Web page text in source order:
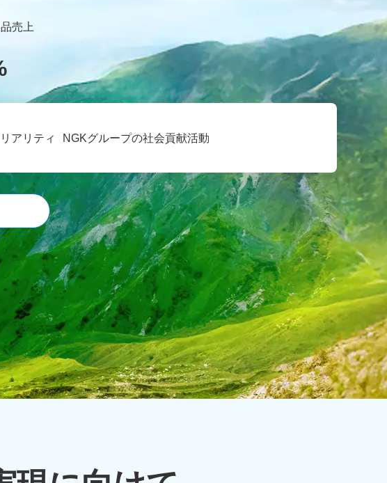
売上
アリティ NGKグループの社会貢献活動